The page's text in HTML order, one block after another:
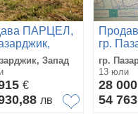
ПАРЦЕЛ,
Запад
€
лв
гр.
Запад
гр.
13 юли
28 000
54